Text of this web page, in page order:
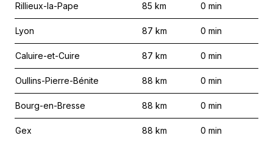
Rillieux-la-Pape 85 km 0 min
Lyon 87 km 0 min
Caluire-et-Cuire 87 km 0 min
Oullins-Pierre-Bénite 88 km 0 min
Bourg-en-Bresse 88 km 0 min
Gex 88 km 0 min